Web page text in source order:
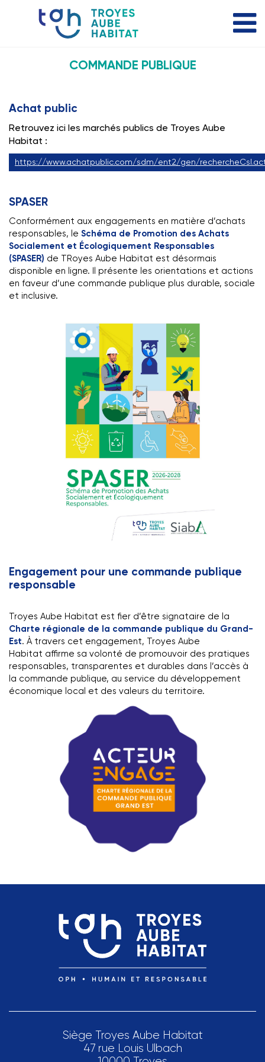
COMMANDE PUBLIQUE
Achat public
Retrouvez ici les marchés publics de Troyes Aube
Habitat :
https://www.achatpublic.com/sdm/ent2/gen/
SPASER
Conformément aux engagements en matière d’achats
responsables, le Schéma de Promotion des Achats
Socialement et Écologiquement Responsables
(SPASER) de TRoyes Aube Habitat est désormais
disponible en ligne. Il présente les orientations et actions
en faveur d’une commande publique plus durable, sociale
et inclusive.
Engagement pour une commande publique
responsable
Troyes Aube Habitat est fier d’être signataire de la
Charte régionale de la commande publique du Grand-
Est. À travers cet engagement, Troyes Aube
Habitat affirme sa volonté de promouvoir des pratiques
responsables, transparentes et durables dans l’accès à
la commande publique, au service du développement
économique local et des valeurs du territoire.
Siège Troyes Aube Habitat
47 rue Louis Ulbach